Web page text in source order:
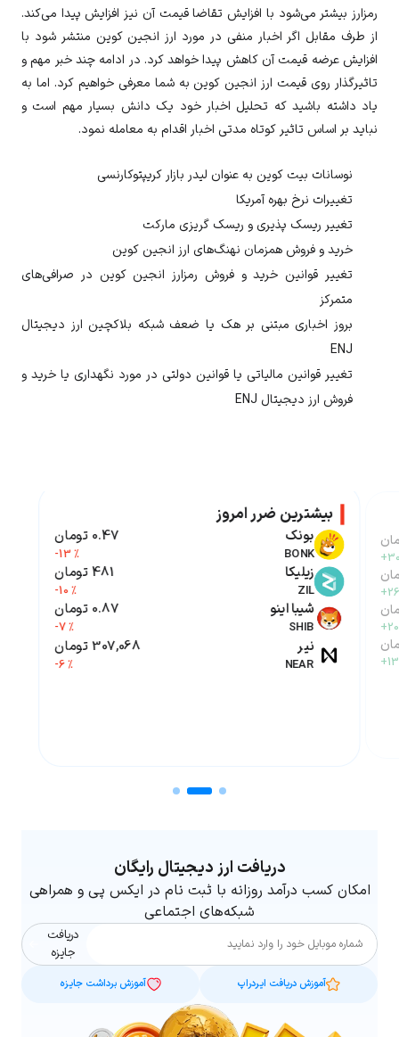
رمزارز بیشتر می‌شود با افزایش تقاضا قیمت آن نیز افزایش پیدا می‌کند.
از طرف مقابل اگر اخبار منفی در مورد ارز انجین کوین منتشر شود با
افزایش عرضه قیمت آن کاهش پیدا خواهد کرد. در ادامه چند خبر مهم و
تاثیرگذار روی قیمت ارز انجین کوین به شما معرفی خواهیم کرد. اما به
یاد داشته باشید که تحلیل اخبار خود یک دانش بسیار مهم است و
نباید بر اساس تاثیر کوتاه مدتی اخبار اقدام به معامله نمود.
نوسانات بیت کوین به عنوان لیدر بازار کریپتوکارنسی
تغییرات نرخ بهره آمریکا
تغییر ریسک پذیری و ریسک گریزی مارکت
خرید و فروش همزمان نهنگ‌های ارز انجین کوین
تغییر قوانین خرید و فروش رمزارز انجین کوین در صرافی‌های
متمرکز
بروز اخباری مبتنی بر هک یا ضعف شبکه بلاکچین ارز دیجیتال
ENJ
تغییر قوانین مالیاتی یا قوانین دولتی در مورد نگهداری یا خرید و
فروش ارز دیجیتال ENJ
بیشترین ضرر امروز
بونک
BONK
0.47 تومان
-13 %
زیلیکا
ZIL
481 تومان
-10 %
شیبا اینو
SHIB
0.87 تومان
-7 %
نیر
NEAR
307,068 تومان
-6 %
دریافت ارز دیجیتال رایگان
امکان کسب درآمد روزانه با ثبت نام در ایکس پی و همراهی
شبکه‌های اجتماعی
شماره موبایل
دریافت
جایزه
آموزش دریافت ایردراپ آموزش برداشت جایزه